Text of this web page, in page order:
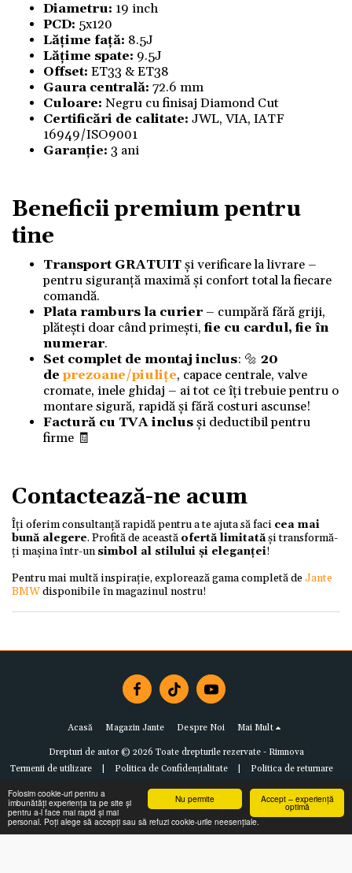
Accept – experiență
optimă
Nu permite
Folosim cookie-uri pentru a
îmbunătăți experiența ta pe site și
pentru a-l face mai rapid și mai
personal. Poți alege să accepți sau să refuzi cookie-urile neesențiale.
Diametru: 19 inch
PCD: 5x120
Lățime față: 8.5J
Lățime spate: 9.5J
Offset: ET33 & ET38
Gaura centrală: 72.6 mm
Culoare: Negru cu finisaj Diamond Cut
Certificări de calitate: JWL, VIA, IATF
16949/ISO9001
Garanție: 3 ani
Beneficii premium pentru
tine
Transport GRATUITși verificare la livrare –
pentru siguranță maximă și confort total la fiecare
comandă.
Plata ramburs la curier– cumpără fără griji,
plătești doar când primești,fie cu cardul, fie în
numerar.
Set complet de montaj inclus: 🔩 20
deprezoane/piulițe, capace centrale, valve
cromate, inele ghidaj – ai tot ce îți trebuie pentru o
montare sigură, rapidă și fără costuri ascunse!
Factură cu TVA inclusși deductibil pentru
firme 🧾
Contactează-ne acum
Îți oferim consultanță rapidă pentru a te ajuta să faci cea mai
bună alegere. Profită de această ofertă limitatăși transformă-
ți mașina într-unsimbol al stilului și eleganței!
Pentru mai multă inspirație, explorează gama completă deJante
BMWdisponibile în magazinul nostru!
Acasă Magazin Jante Despre Noi Mai Mult
Drepturi de autor © 2026 Toate drepturile rezervate - Rimnova
Termenii de utilizare| Politica de Confidențialitate| Politica de returnare